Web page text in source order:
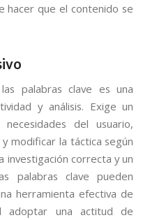
hacer que el contenido se
palabras clave es una
y análisis. Exige un
del usuario,
modificar la táctica según
investigación correcta y un
palabras clave pueden
herramienta efectiva de
adoptar una actitud de